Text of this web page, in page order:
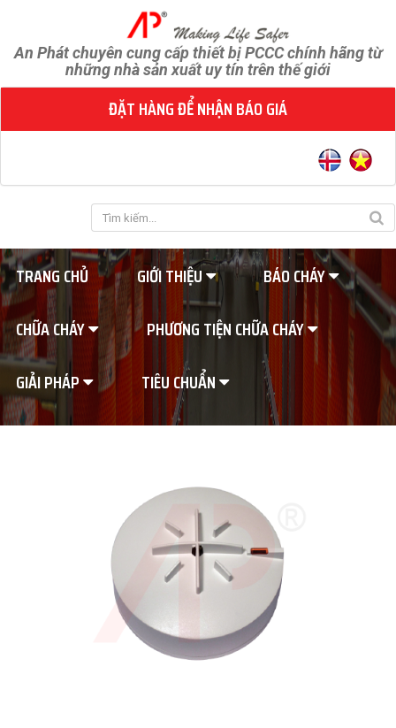
An Phát chuyên cung cấp thiết bị PCCC chính hãng từ
những nhà sản xuất uy tín trên thế giới
ĐẶT HÀNG ĐỂ NHẬN BÁO GIÁ
TRANG CHỦ GIỚI THIỆU
BÁO CHÁY
CHỮA CHÁY
PHƯƠNG TIỆN CHỮA CHÁY
GIẢI PHÁP
TIÊU CHUẨN